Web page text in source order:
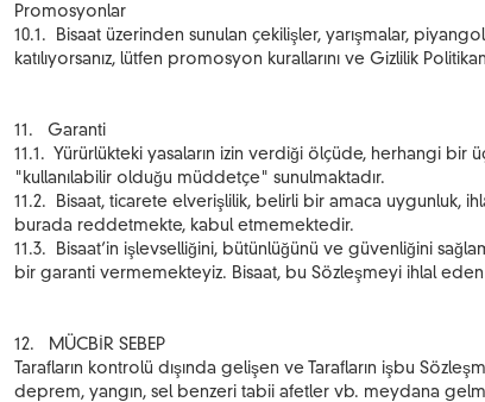
Promosyonlar
10.1. Bisaat üzerinden sunulan çekilişler, yarışmalar,
katılıyorsanız, lütfen promosyon kurallarını ve Gizlilik
11. Garanti
11.1. Yürürlükteki yasaların izin verdiği ölçüde, herhangi bir
"kullanılabilir olduğu müddetçe" sunulmaktadır.
11.2. Bisaat, ticarete elverişlilik, belirli bir amaca uygunluk,
burada reddetmekte, kabul etmemektedir.
11.3. Bisaat’in işlevselliğini, bütünlüğünü ve güvenliğini
bir garanti vermemekteyiz. Bisaat, bu Sözleşmeyi ihlal
12. MÜCBİR SEBEP
Tarafların kontrolü dışında gelişen ve Tarafların işbu
deprem, yangın, sel benzeri tabii afetler vb. meydana